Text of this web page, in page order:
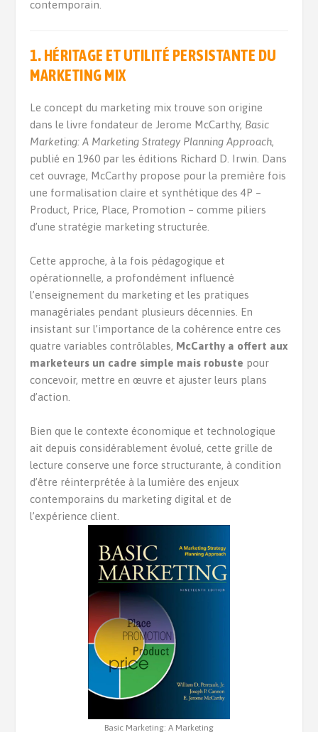
contemporain.
1. HÉRITAGE ET UTILITÉ PERSISTANTE DU
MARKETING MIX
Le concept du marketing mix trouve son origine
dans le livre fondateur de Jerome McCarthy, Basic
Marketing: A Marketing Strategy Planning Approach,
publié en 1960 par les éditions Richard D. Irwin. Dans
cet ouvrage, McCarthy propose pour la première fois
une formalisation claire et synthétique des 4P –
Product, Price, Place, Promotion – comme piliers
d’une stratégie marketing structurée.
Cette approche, à la fois pédagogique et
opérationnelle, a profondément influencé
l’enseignement du marketing et les pratiques
managériales pendant plusieurs décennies. En
insistant sur l’importance de la cohérence entre ces
quatre variables contrôlables, McCarthy a offert aux
marketeurs un cadre simple mais robuste pour
concevoir, mettre en œuvre et ajuster leurs plans
d’action.
Bien que le contexte économique et technologique
ait depuis considérablement évolué, cette grille de
lecture conserve une force structurante, à condition
d’être réinterprétée à la lumière des enjeux
contemporains du marketing digital et de
l’expérience client.
Basic Marketing: A Marketing